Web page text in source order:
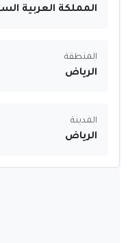
المملكة العربية
المنطقة
الرياض
المدينة
الرياض